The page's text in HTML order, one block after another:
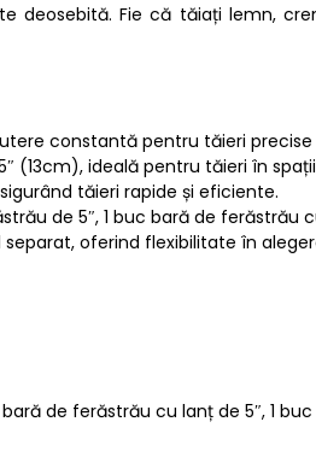
deosebită. Fie că tăiați lemn,
constantă pentru tăieri precise
(13cm), ideală pentru tăieri în
tăieri rapide și eficiente.
de 5″, 1 buc bară de ferăstrău
separat, oferind flexibilitate în
de ferăstrău cu lanț de 5″, 1